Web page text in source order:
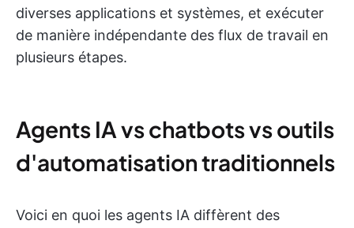
diverses applications et systèmes, et exécuter
de manière indépendante des flux de travail en
plusieurs étapes.
Agents IA vs chatbots vs outils
d'automatisation traditionnels
Voici en quoi les agents IA diffèrent des